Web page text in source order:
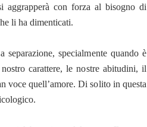
aggrapperà con forza al bisogno di
li ha dimenticati.
separazione, specialmente quando è
carattere, le nostre abitudini, il
voce quell’amore. Di solito in questa